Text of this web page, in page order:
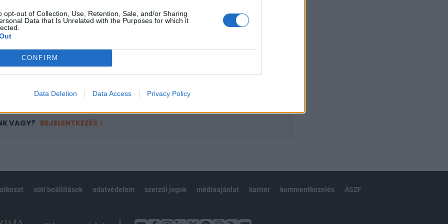
opt-out of Collection, Use, Retention, Sale, and/or Sharing
Data that Is Unrelated with the Purposes for which it
CONFIRM
Data Deletion Data Access Privacy Policy
tartalmazza:
cikkarchívum
elmúlt 2 év napon belüli
VAGY? BEJELENTKEZÉS
süti beállítások adatvédelem szerzői jogok médiaajánlat karrier kommentkezelés ÁSZF